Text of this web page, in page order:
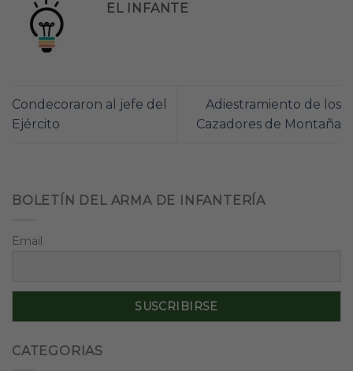
EL INFANTE
Condecoraron al jefe del
Ejército
Adiestramiento de los
Cazadores de Montaña
BOLETÍN DEL ARMA DE INFANTERÍA
Email
CATEGORIAS